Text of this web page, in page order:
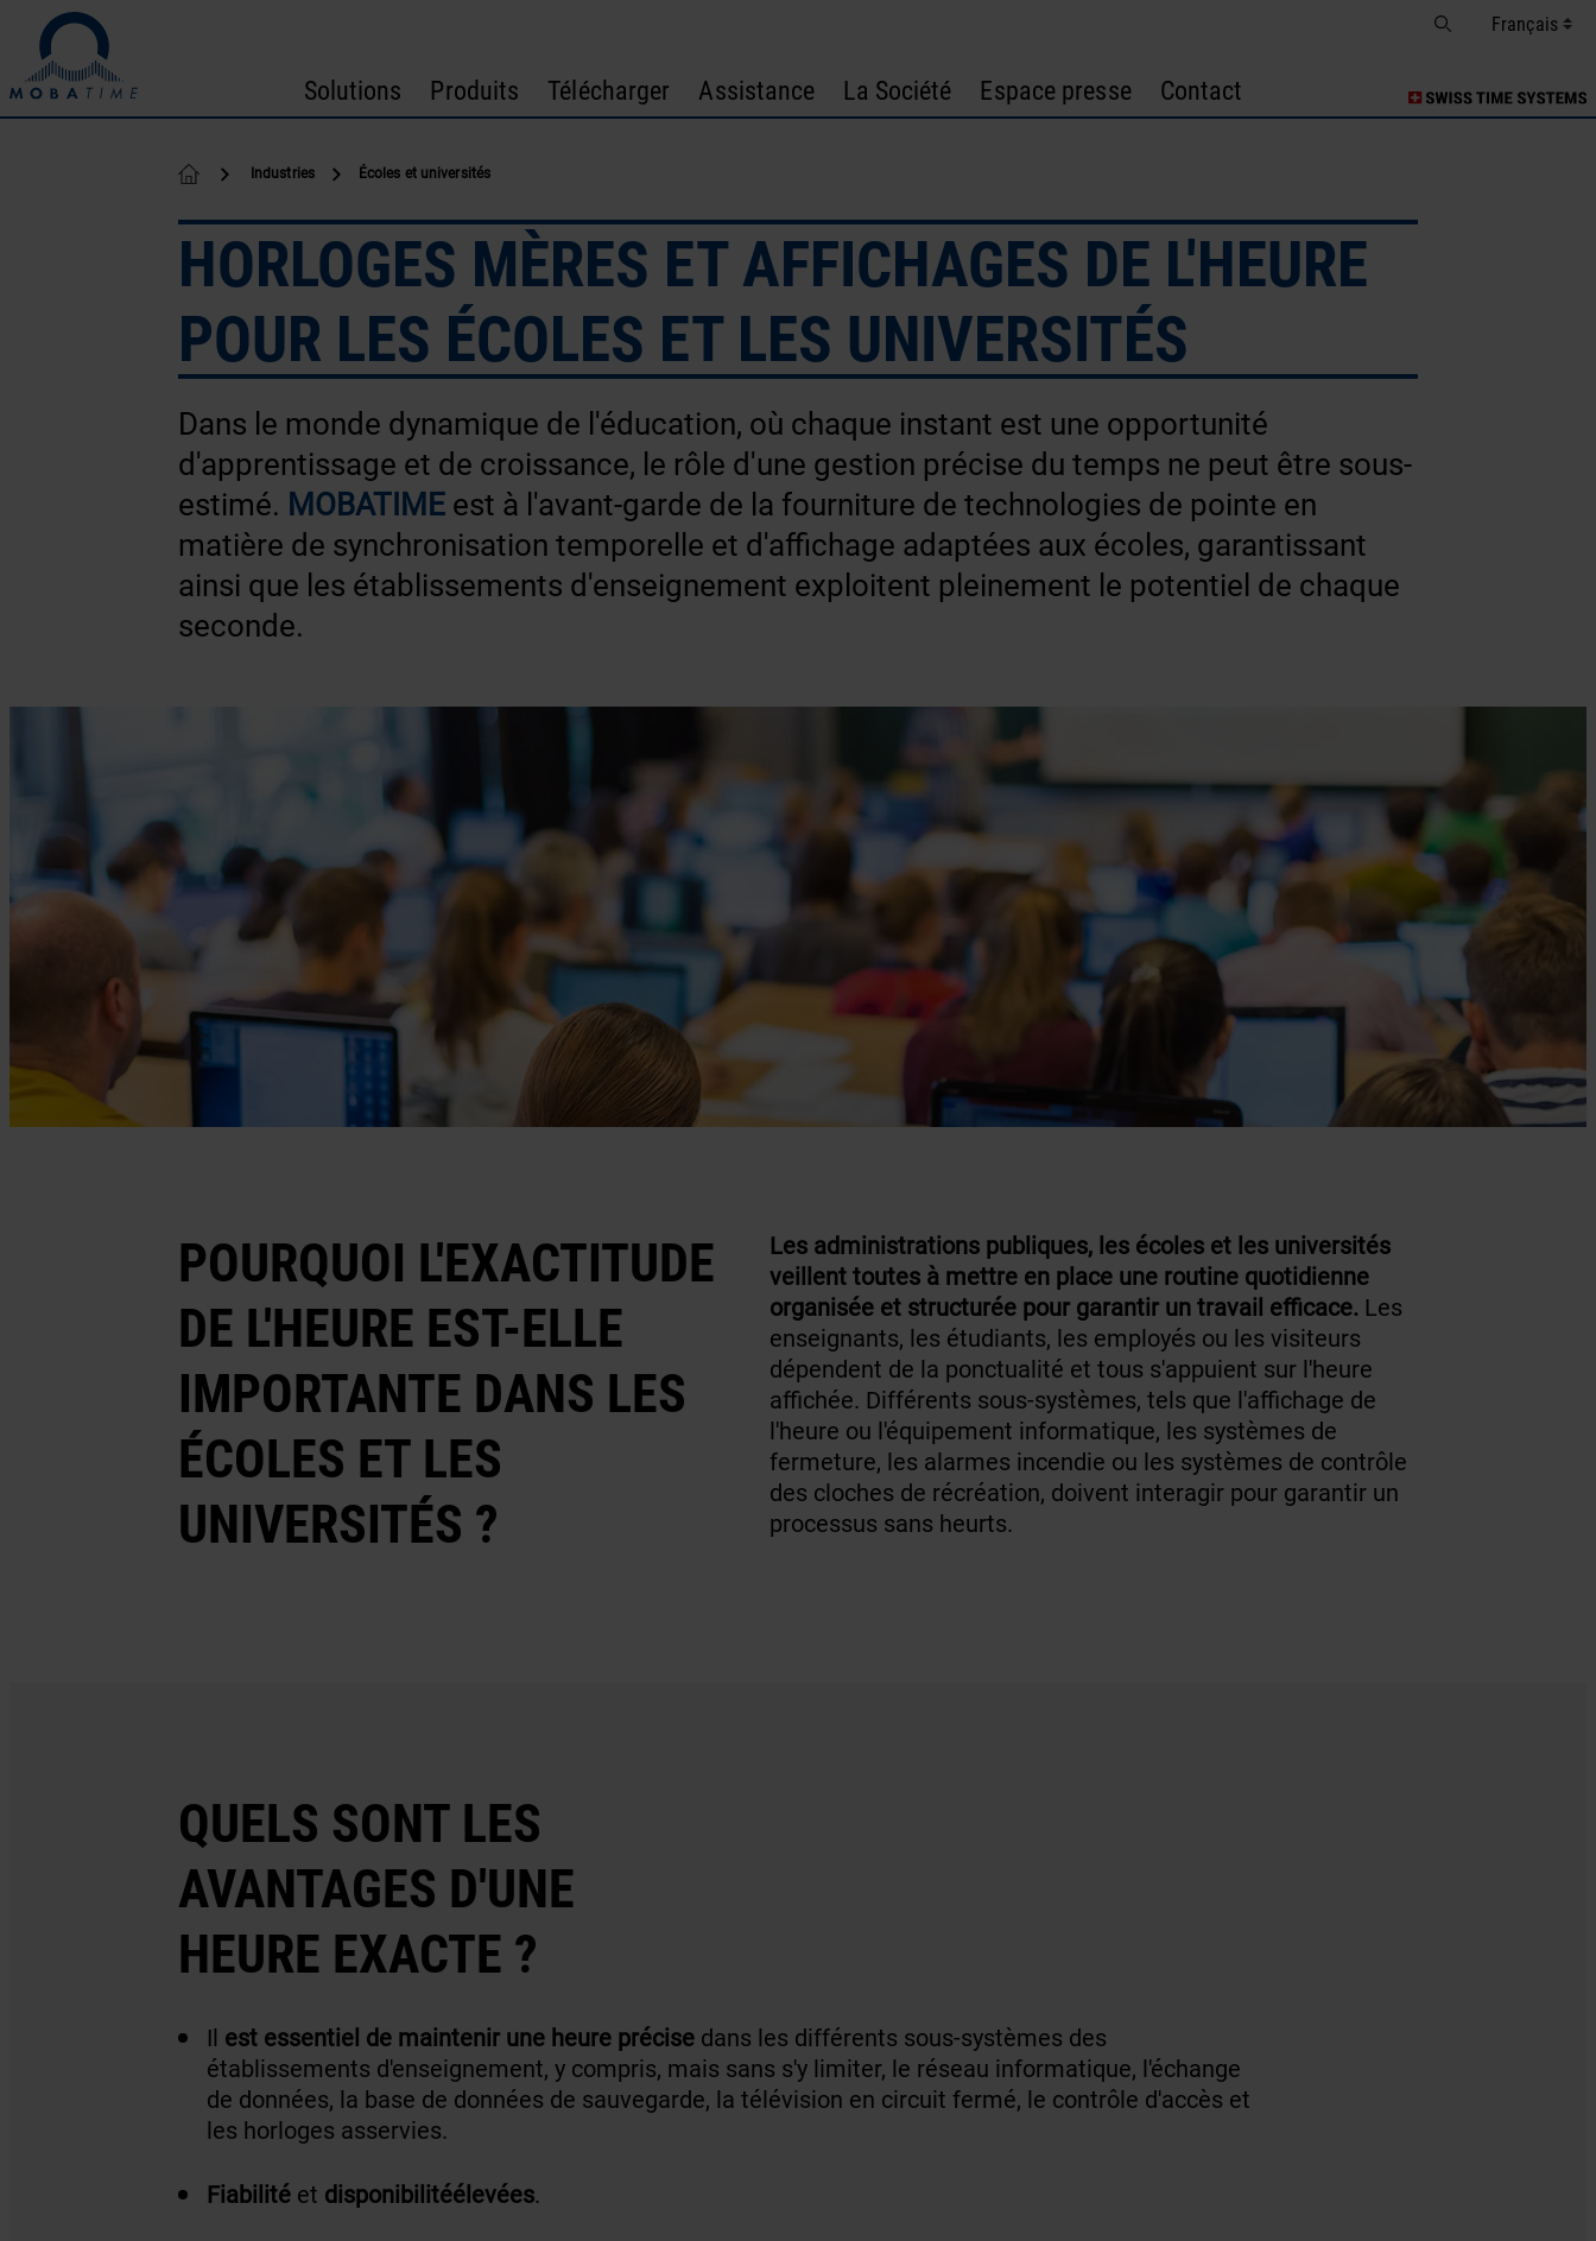
Passer au contenu
Solutions Produits Télécharger Assistance La Société Espace presse Contact
Industries Écoles et universités
HORLOGES MÈRES ET AFFICHAGES DE L'HEURE
POUR LES ÉCOLES ET LES UNIVERSITÉS
Dans le monde dynamique de l'éducation, où chaque instant est une opportunité
d'apprentissage et de croissance, le rôle d'une gestion précise du temps ne peut être sous-
estimé. MOBATIMEest à l'avant-garde de la fourniture de technologies de pointe en
matière de synchronisation temporelle et d'affichage adaptées aux écoles, garantissant
ainsi que les établissements d'enseignement exploitent pleinement le potentiel de chaque
seconde.
POURQUOI L'EXACTITUDE
DE L'HEURE EST-ELLE
IMPORTANTE DANS LES
ÉCOLES ET LES
UNIVERSITÉS ?
Les administrations publiques, les écoles et les universités
veillent toutes à mettre en place une routine quotidienne
organisée et structurée pour garantir un travail efficace. Les
enseignants, les étudiants, les employés ou les visiteurs
dépendent de la ponctualité et tous s'appuient sur l'heure
affichée. Différents sous-systèmes, tels que l'affichage de
l'heure ou l'équipement informatique, les systèmes de
fermeture, les alarmes incendie ou les systèmes de contrôle
des cloches de récréation, doivent interagir pour garantir un
processus sans heurts.
QUELS SONT LES
AVANTAGES D'UNE
HEURE EXACTE ?
Il est essentiel de maintenir une heure précisedans les différents sous-systèmes des
établissements d'enseignement, y compris, mais sans s'y limiter, le réseau informatique, l'échange
de données, la base de données de sauvegarde, la télévision en circuit fermé, le contrôle d'accès et
les horloges asservies.
Fiabilitéet disponibilitéélevées.